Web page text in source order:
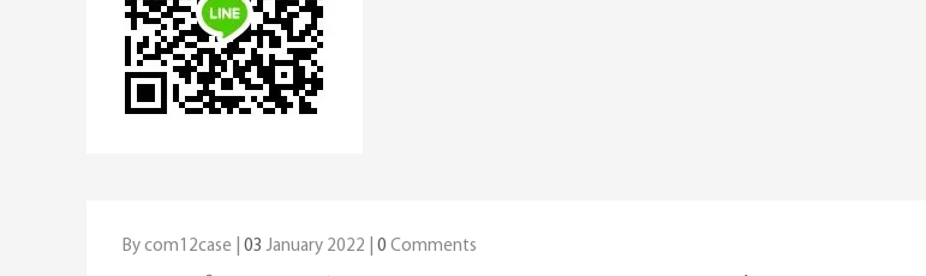
By com12case | 03 January 2022 | 0 Comments